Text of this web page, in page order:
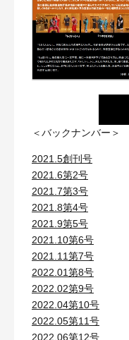
＜バックナンバー＞
2021.5創刊号
2021.6第2号
2021.7第3号
2021.8第4号
2021.9第5号
2021.10第6号
2021.11第7号
2022.01第8号
2022.02第9号
2022.04第10号
2022.05第11号
2022.06第12号